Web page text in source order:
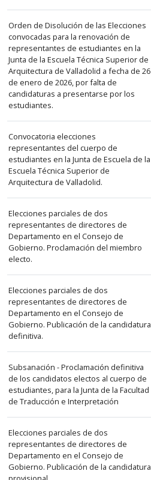
segunda
columna
la
fecha
de
publicación,
en
la
última
columna
el
enlace
abre
un
PDF
con
el
detalle
del
anuncio
completo.
Orden de Disolución de las Elecciones
convocadas para la renovación de
representantes de estudiantes en la
Junta de la Escuela Técnica Superior de
Arquitectura de Valladolid a fecha de 26
de enero de 2026, por falta de
candidaturas a presentarse por los
estudiantes.
Convocatoria elecciones
representantes del cuerpo de
estudiantes en la Junta de Escuela de la
Escuela Técnica Superior de
Arquitectura de Valladolid.
Elecciones parciales de dos
representantes de directores de
Departamento en el Consejo de
Gobierno. Proclamación del miembro
electo.
Elecciones parciales de dos
representantes de directores de
Departamento en el Consejo de
Gobierno. Publicación de la candidatura
definitiva.
Subsanación - Proclamación definitiva
de los candidatos electos al cuerpo de
estudiantes, para la Junta de la Facultad
de Traducción e Interpretación
Elecciones parciales de dos
representantes de directores de
Departamento en el Consejo de
Gobierno. Publicación de la candidatura